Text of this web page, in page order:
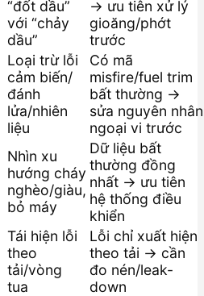
“đốt dầu”
với “chảy
dầu”
→ ưu tiên xử lý
gioăng/phớt
trước
Loại trừ lỗi
cảm biến/
đánh
lửa/nhiên
liệu
Có mã
misfire/fuel trim
bất thường →
sửa nguyên nhân
ngoại vi trước
Nhìn xu
hướng cháy
nghèo/giàu,
bỏ máy
Dữ liệu bất
thường đồng
nhất → ưu tiên
hệ thống điều
khiển
Tái hiện lỗi
theo
tải/vòng
tua
Lỗi chỉ xuất hiện
theo tải → cần
đo nén/leak-
down